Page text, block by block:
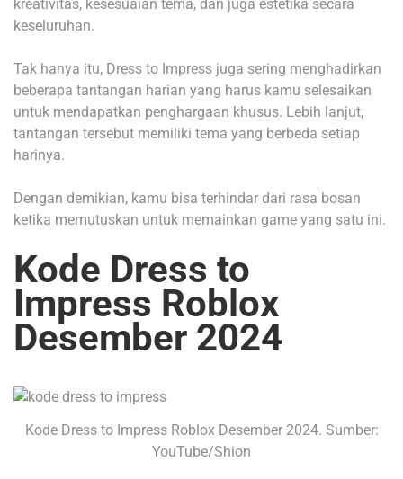
kreativitas, kesesuaian tema, dan juga estetika secara
keseluruhan.
Tak hanya itu, Dress to Impress juga sering menghadirkan
beberapa tantangan harian yang harus kamu selesaikan
untuk mendapatkan penghargaan khusus. Lebih lanjut,
tantangan tersebut memiliki tema yang berbeda setiap
harinya.
Dengan demikian, kamu bisa terhindar dari rasa bosan
ketika memutuskan untuk memainkan game yang satu ini.
Kode Dress to
Impress Roblox
Desember 2024
Kode Dress to Impress Roblox Desember 2024. Sumber:
YouTube/Shion